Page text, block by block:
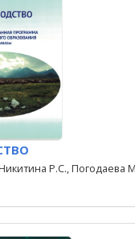
Р.С., Погодаева